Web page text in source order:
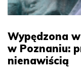
Wypędzona
w Poznaniu:
nienawiścią